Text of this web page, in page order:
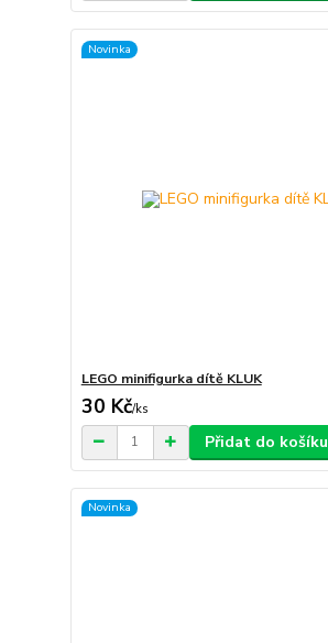
Novinka
LEGO minifigurka dítě KLUK
30 Kč/ks
Přidat do košíku
Novinka